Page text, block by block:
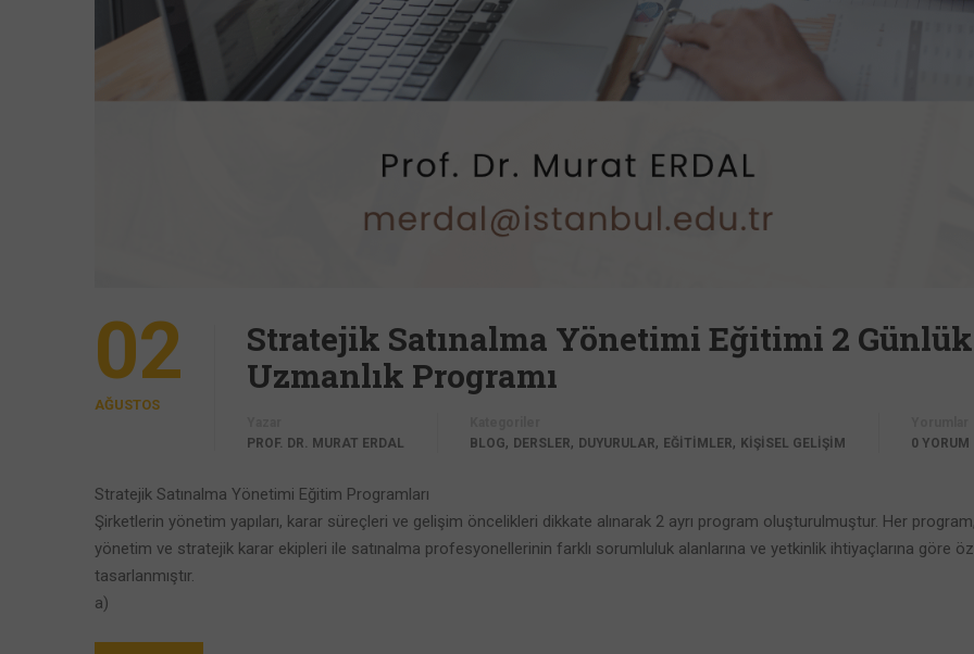
02
AĞUSTOS
Stratejik Satınalma Yönetimi Eğitimi 2 Günlük
Uzmanlık Programı
PROF. DR. MURAT ERDAL
BLOG, DERSLER, DUYURULAR, EĞİTİMLER, KİŞİSEL GELİŞİM
0 YORUM
Stratejik Satınalma Yönetimi Eğitim Programları
Şirketlerin yönetim yapıları, karar süreçleri ve gelişim öncelikleri dikkate alınarak 2 ayrı program oluşturulmuştur. Her
yönetim ve stratejik karar ekipleri ile satınalma profesyonellerinin farklı sorumluluk alanlarına ve yetkinlik ihtiyaçlarına göre
tasarlanmıştır.
a)